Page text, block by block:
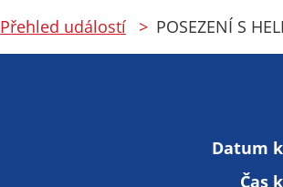
Přehled událostí POSEZENÍ S
Datum
Čas